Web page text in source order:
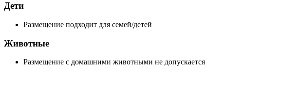
Дети
Размещение подходит для семей/детей
Животные
Размещение с домашними животными не допускается